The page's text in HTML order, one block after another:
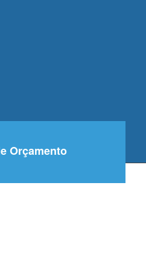
Orçamento